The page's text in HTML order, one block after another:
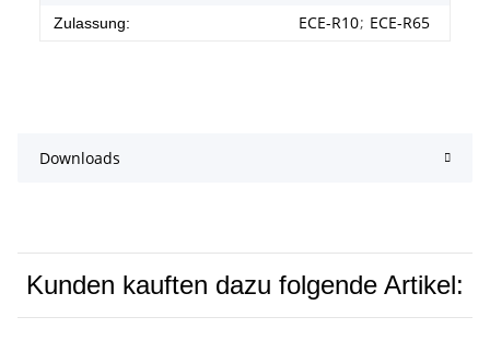
Zulassung: ECE-R10; ECE-R65
Downloads
Kunden kauften dazu folgende Artikel: